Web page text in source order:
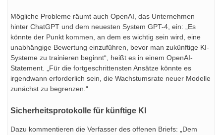
Mögliche Probleme räumt auch OpenAI, das Unternehmen
hinter ChatGPT und dem neuesten System GPT-4, ein: „Es
könnte der Punkt kommen, an dem es wichtig sein wird, eine
unabhängige Bewertung einzuführen, bevor man zukünftige KI-
Systeme zu trainieren beginnt“, heißt es in einem OpenAI-
Statement. „Für die fortgeschrittensten Ansätze könnte es
irgendwann erforderlich sein, die Wachstumsrate neuer Modelle
zunächst zu begrenzen.“
Sicherheitsprotokolle für künftige KI
Dazu kommentieren die Verfasser des offenen Briefs: „Dem